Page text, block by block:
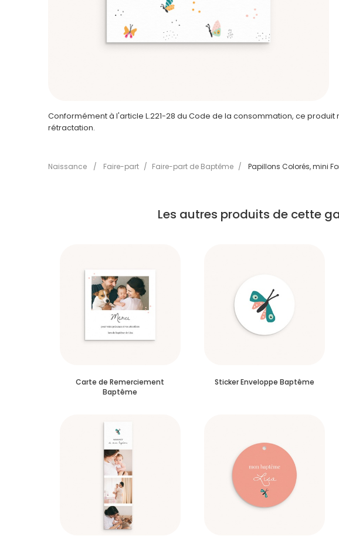
Naissance / Faire-part / Faire-part de Baptême / Papillons Colorés, mini
Conformément à l'article L.221-28 du Code de la consommation, ce
rétractation.
Les autres produits de cette
Carte de Remerciement
Baptême
Sticker Enveloppe Baptême